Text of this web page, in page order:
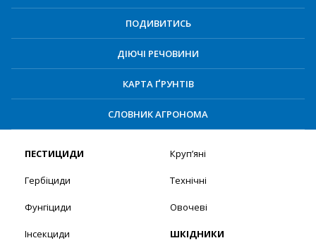
ПОДИВИТИСЬ
ДІЮЧІ РЕЧОВИНИ
КАРТА ҐРУНТІВ
СЛОВНИК АГРОНОМА
ПЕСТИЦИДИ
Гербіциди
Фунгіциди
Інсекциди
Круп’яні
Технічні
Овочеві
ШКІДНИКИ